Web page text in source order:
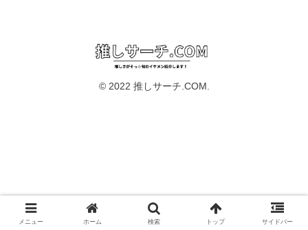
© 2022 推しサーチ.COM.
メニュー ホーム 検索 トップ サイドバー